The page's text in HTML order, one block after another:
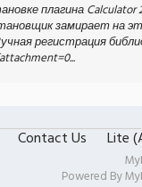
плагина Calculator
замирает на
регистрация
Contact Us Lite
Powered By